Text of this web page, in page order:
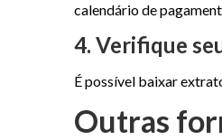
calendário de
4. Verifique
É possível baixar
Outras